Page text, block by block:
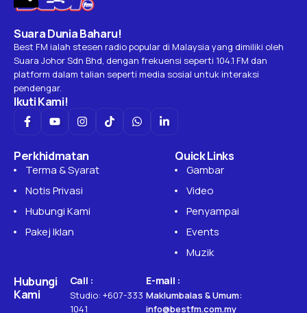
PENYAMPAI
Maksud Korban Pada Ieqa….?
Selamat Hari Raya Aidiladha atau Raya Qurban gais…..
Sebut pasal Korban ni, ia membawa makna yang sangat
besar dari segi keikhlasan, ketaatan & pengorbanan dalam
hidup manusia. Pengorbanan...
ieqanerman
May 29, 2026
113 0